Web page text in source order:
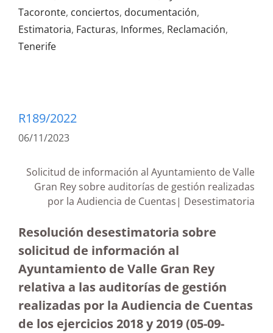
Tacoronte, conciertos, documentación,
Estimatoria, Facturas, Informes, Reclamación,
Tenerife
R189/2022
06/11/2023
Solicitud de información al Ayuntamiento de Valle
Gran Rey sobre auditorías de gestión realizadas
por la Audiencia de Cuentas| Desestimatoria
Resolución desestimatoria sobre
solicitud de información al
Ayuntamiento de Valle Gran Rey
relativa a las auditorías de gestión
realizadas por la Audiencia de Cuentas
de los ejercicios 2018 y 2019(05-09-